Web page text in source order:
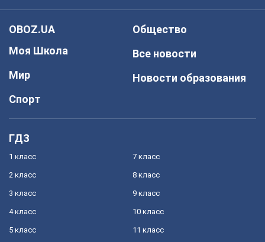
OBOZ.UA
Моя Школа
Мир
Спорт
Общество
Все новости
Новости образования
ГДЗ
1 класс
2 класс
3 класс
4 класс
5 класс
7 класс
8 класс
9 класс
10 класс
11 класс